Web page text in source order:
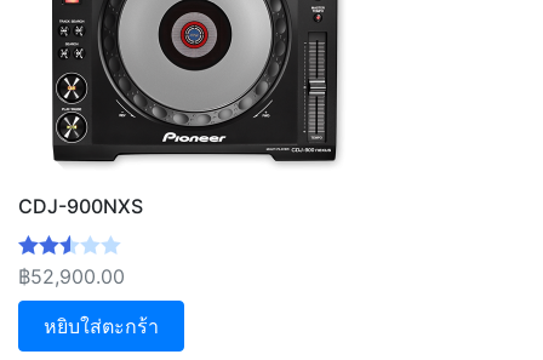
CDJ-900NXS
ให้
คะแน
2.56
฿52,900.00
หยิบใส่ตะกร้า